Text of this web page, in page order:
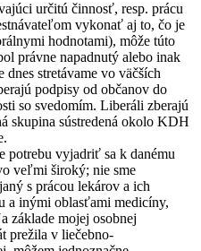
určitú činnosť, resp. prácu
vykonať aj to, čo je
hodnotami), môže túto
právne napadnutý alebo inak
stretávame vo väčších
podpisy od občanov do
so svedomím. Liberáli zberajú
skupina sústredená okolo KDH
potrebu vyjadriť sa k danému
veľmi široký; nie sme
s prácou lekárov a ich
a inými oblasťami medicíny,
základe mojej osobnej
prežila v liečebno-